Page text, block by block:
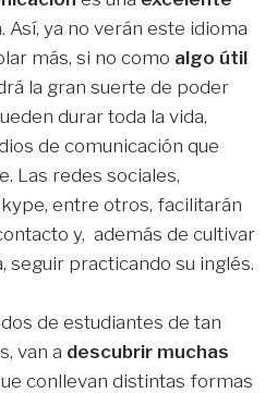
. Así, ya no verán este idioma
más, si no como algo útil
la gran suerte de poder
durar toda la vida,
de comunicación que
Las redes sociales,
entre otros, facilitarán
y, además de cultivar
seguir practicando su inglés.
de estudiantes de tan
van a descubrir muchas
conllevan distintas formas